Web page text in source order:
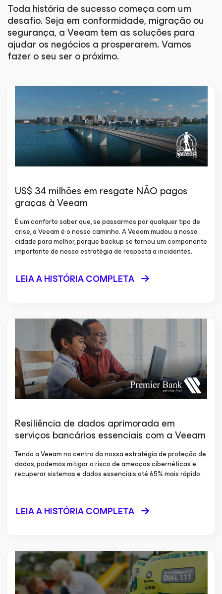
Toda história de sucesso começa com um
desafio. Seja em conformidade, migração ou
segurança, a Veeam tem as soluções para
ajudar os negócios a prosperarem. Vamos
fazer o seu ser o próximo.
US$ 34 milhões em resgate NÃO pagos
graças à Veeam
É um conforto saber que, se passarmos por qualquer tipo de
crise, a Veeam é o nosso caminho. A Veeam mudou a nossa
cidade para melhor, porque backup se tornou um componente
importante de nossa estratégia de resposta a incidentes.
LEIA A HISTÓRIA COMPLETA
Resiliência de dados aprimorada em
serviços bancários essenciais com a Veeam
Tendo a Veeam no centro da nossa estratégia de proteção de
dados, podemos mitigar o risco de ameaças cibernéticas e
recuperar sistemas e dados essenciais até 65% mais rápido.
LEIA A HISTÓRIA COMPLETA